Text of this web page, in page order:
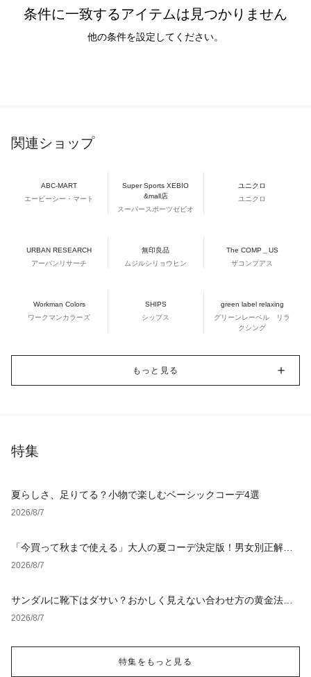
条件に一致するアイテムは見つかりません
他の条件を設定してください。
関連ショップ
ABC-MART
エービーシー・マート
Super Sports XEBIO
&mall店
スーパースポーツゼビオ
ユニクロ
ユニクロ
URBAN RESEARCH
アーバンリサーチ
無印良品
ムジルシリョウヒン
The COMP＿US
ザコンプアス
Workman Colors
ワークマンカラーズ
SHIPS
シップス
green label relaxing
グリーンレーベル リラ
クシング
もっと見る
特集
夏らしさ、足りてる？小物で楽しむベーシックコーデ4選
2026/8/7
「今買って秋まで使える」大人の夏コーデ決定版！男女別正解ス
タイルとNGな着こなし
2026/8/7
サンダルに靴下はダサい？おかしく見えない合わせ方の黄金法則
と男女別おすすめコーデ
2026/8/7
特集をもっと見る